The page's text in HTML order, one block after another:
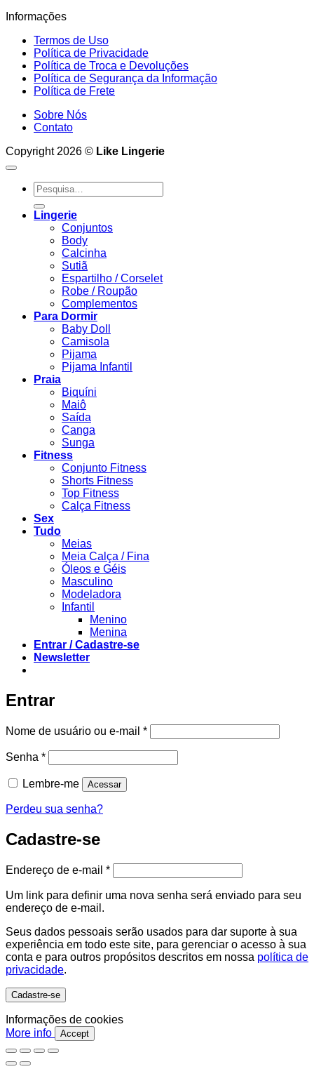
Informações
Termos de Uso
Política de Privacidade
Política de Troca e Devoluções
Política de Segurança da Informação
Política de Frete
Sobre Nós
Contato
Copyright 2026 © Like Lingerie
Pesquisar
por:
Lingerie
Conjuntos
Body
Calcinha
Sutiã
Espartilho / Corselet
Robe / Roupão
Complementos
Para Dormir
Baby Doll
Camisola
Pijama
Pijama Infantil
Praia
Biquíni
Maiô
Saída
Canga
Sunga
Fitness
Conjunto Fitness
Shorts Fitness
Top Fitness
Calça Fitness
Sex
Tudo
Meias
Meia Calça / Fina
Óleos e Géis
Masculino
Modeladora
Infantil
Menino
Menina
Entrar / Cadastre-se
Newsletter
Entrar
Nome de usuário ou e-mail *Obrigatório
Senha *Obrigatório
Lembre-me Acessar
Perdeu sua senha?
Cadastre-se
Endereço de e-mail *Obrigatório
Um link para definir uma nova senha será enviado para seu
endereço de e-mail.
Seus dados pessoais serão usados ​​para dar suporte à sua
experiência em todo este site, para gerenciar o acesso à sua
conta e para outros propósitos descritos em nossa política de
privacidade.
Cadastre-se
Informações de cookies
More info
Accept